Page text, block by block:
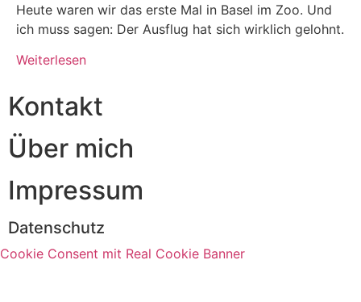
Heute waren wir das erste Mal in Basel im Zoo. Und
ich muss sagen: Der Ausflug hat sich wirklich gelohnt.
Weiterlesen
Kontakt
Über mich
Impressum
Datenschutz
Cookie Consent mit Real Cookie Banner